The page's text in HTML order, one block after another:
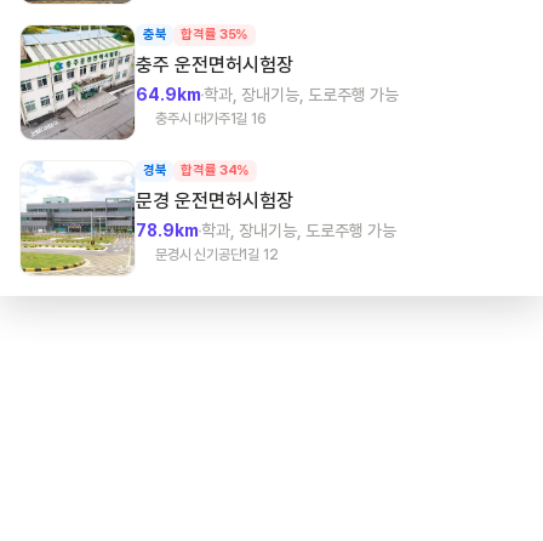
충북 합격률 35%
충주 운전면허시험장
64.9km학과, 장내기능, 도로주행 가능
충주시 대가주1길 16
경북 합격률 34%
문경 운전면허시험장
78.9km학과, 장내기능, 도로주행 가능
문경시 신기공단1길 12